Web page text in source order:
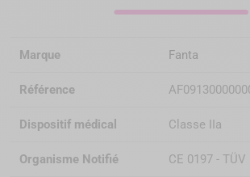
- Alésage du système canalaire à l'aide
séquence FANTA Blue S4 Rotary
- Lime apical maitresse de 35/100ème
Marque Fanta
Référence
Dispositif médical Classe IIa
Organisme Notifié CE 0197 - TÜV